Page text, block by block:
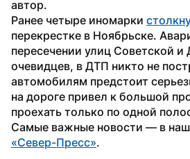
автор.
Ранее четыре иномарки
перекрестке в Ноябрьске.
пересечении улиц Советской
очевидцев, в ДТП никто не
автомобилям предстоит
на дороге привел к большой
проехать только по одной
«Север-Пресс».